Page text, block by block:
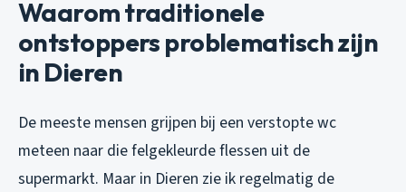
Waarom traditionele
ontstoppers problematisch zijn
in Dieren
De meeste mensen grijpen bij een verstopte wc
meteen naar die felgekleurde flessen uit de
supermarkt. Maar in Dieren zie ik regelmatig de